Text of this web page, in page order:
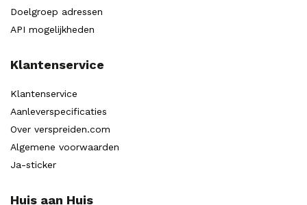
Doelgroep adressen
API mogelijkheden
Klantenservice
Klantenservice
Aanleverspecificaties
Over verspreiden.com
Algemene voorwaarden
Ja-sticker
Huis aan Huis